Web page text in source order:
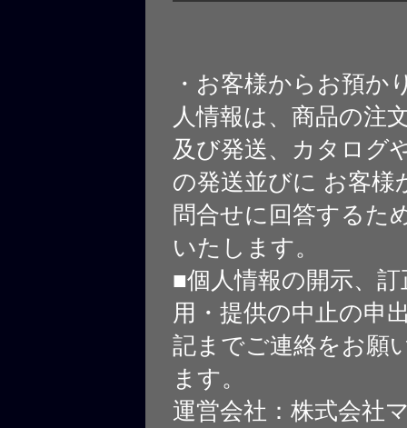
・お客様からお預か
人情報は、商品の注
及び発送、カタログ
の発送並びに お客様
問合せに回答するた
いたします。
■個人情報の開示、
用・提供の中止の申
記までご連絡をお願
ます。
運営会社：株式会社